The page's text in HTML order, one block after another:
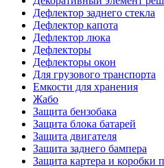
Дефлектор заднего стекла
Дефлектор капота
Дефлектор люка
Дефлекторы
Дефлекторы окон
Для грузового транспорта
Емкости для хранения
Жабо
Защита бензобака
Защита блока батарей
Защита двигателя
Защита заднего бампера
Защита картера и коробки